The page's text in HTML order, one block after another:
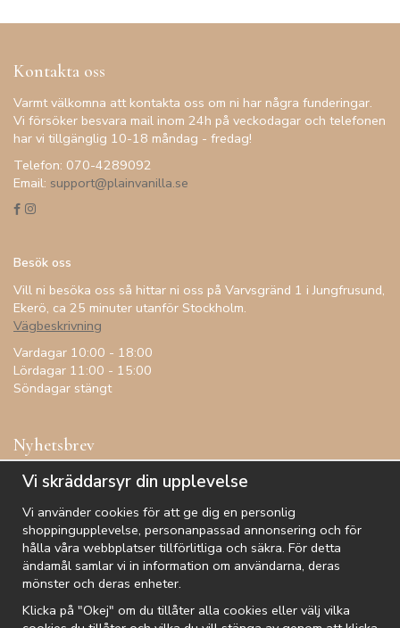
Kontakta oss
Varmt välkomna att kontakta oss om ni har några funderingar.
Vi försöker besvara mail inom 24h på veckodagar och telefonen
har vi tillgänglig 10-18 måndag - fredag!
Telefon: 070-4289092
Email: support@plainvanilla.se
Besök oss
Vill ni besöka oss så hittar ni oss på Varvsgränd 1 i Jungfrusund,
Ekerö, ca 25 minuter utanför Stockholm.
Vägbeskrivning
Vardagar 10:00 - 18:00
Lördagar 11:00 - 15:00
Söndagar stängt
Nyhetsbrev
Få inspiration, förtur till kampanjer, specialerbjudanden och
De uppgifter du matar in kommer endast användas till våra nyhetsbrev.
Vi skräddarsyr din upplevelse
Vi använder cookies för att ge dig en personlig
shoppingupplevelse, personanpassad annonsering och för
hålla våra webbplatser tillförlitliga och säkra. För detta
ändamål samlar vi in information om användarna, deras
mönster och deras enheter.
Klicka på "Okej" om du tillåter alla cookies eller välj vilka